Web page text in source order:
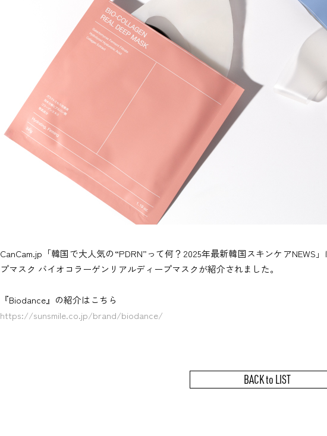
CanCam.jp「韓国で大人気の“PDRN”って何？2025年最新韓国スキンケア
プマスク バイオコラーゲンリアルディープマスクが紹介されました。
『Biodance』の紹介はこちら
https://sunsmile.co.jp/brand/biodance/
BACK to LIST